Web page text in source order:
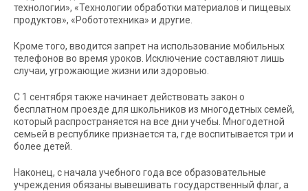
технологии», «Технологии обработки материалов и пищевых
продуктов», «Робототехника» и другие.
Кроме того, вводится запрет на использование мобильных
телефонов во время уроков. Исключение составляют лишь
случаи, угрожающие жизни или здоровью.
С 1 сентября также начинает действовать закон о
бесплатном проезде для школьников из многодетных семей,
который распространяется на все дни учебы. Многодетной
семьей в республике признается та, где воспитывается три и
более детей.
Наконец, с начала учебного года все образовательные
учреждения обязаны вывешивать государственный флаг, а